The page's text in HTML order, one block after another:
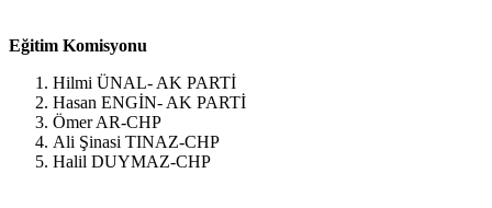
Eğitim Komisyonu
Hilmi ÜNAL- AK PARTİ
Hasan ENGİN- AK PARTİ
Ömer AR-CHP
Ali Şinasi TINAZ-CHP
Halil DUYMAZ-CHP